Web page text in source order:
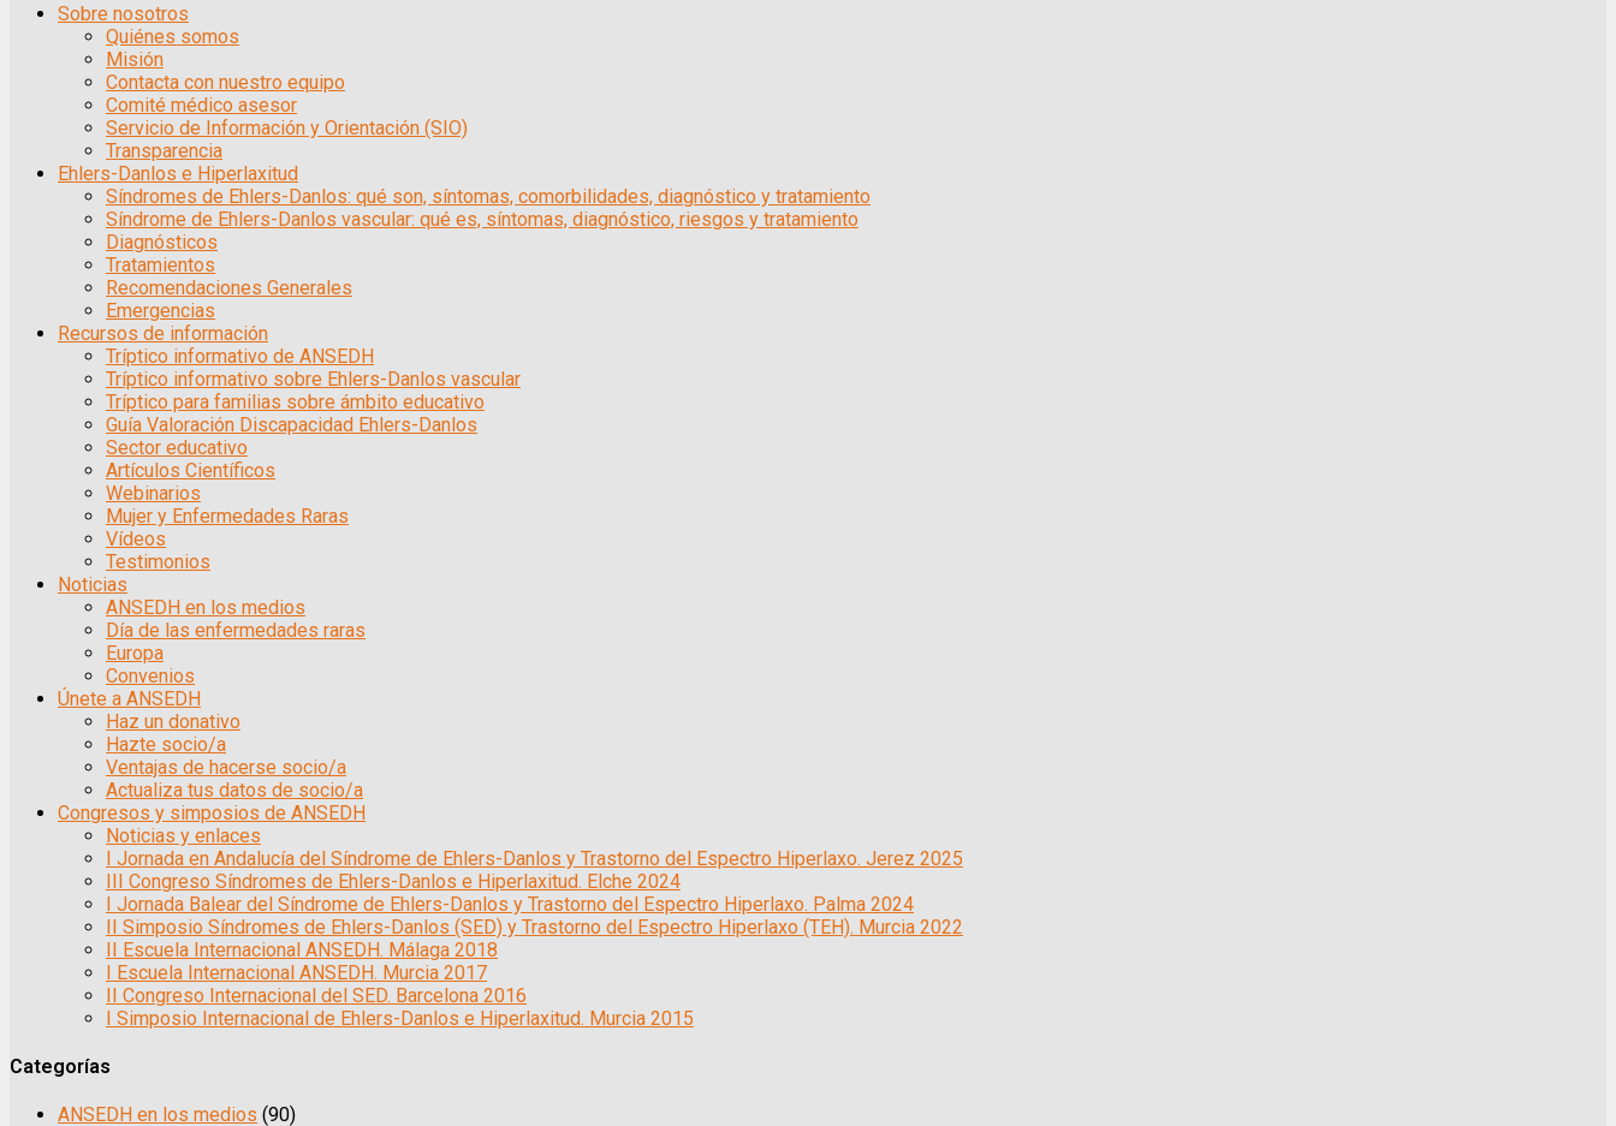
Sobre nosotros
Quiénes somos
Misión
Contacta con nuestro equipo
Comité médico asesor
Servicio de Información y Orientación (SIO)
Transparencia
Ehlers-Danlos e Hiperlaxitud
Síndromes de Ehlers-Danlos: qué son, síntomas, comorbilidades, diagnóstico y tratamiento
Síndrome de Ehlers-Danlos vascular: qué es, síntomas, diagnóstico, riesgos y tratamiento
Diagnósticos
Tratamientos
Recomendaciones Generales
Emergencias
Recursos de información
Tríptico informativo de ANSEDH
Tríptico informativo sobre Ehlers-Danlos vascular
Tríptico para familias sobre ámbito educativo
Guía Valoración Discapacidad Ehlers-Danlos
Sector educativo
Artículos Científicos
Webinarios
Mujer y Enfermedades Raras
Vídeos
Testimonios
Noticias
ANSEDH en los medios
Día de las enfermedades raras
Europa
Convenios
Únete a ANSEDH
Haz un donativo
Hazte socio/a
Ventajas de hacerse socio/a
Actualiza tus datos de socio/a
Congresos y simposios de ANSEDH
Noticias y enlaces
I Jornada en Andalucía del Síndrome de Ehlers-Danlos y Trastorno del Espectro Hiperlaxo. Jerez 2025
III Congreso Síndromes de Ehlers-Danlos e Hiperlaxitud. Elche 2024
I Jornada Balear del Síndrome de Ehlers-Danlos y Trastorno del Espectro Hiperlaxo. Palma 2024
II Simposio Síndromes de Ehlers-Danlos (SED) y Trastorno del Espectro Hiperlaxo (TEH). Murcia 2022
II Escuela Internacional ANSEDH. Málaga 2018
I Escuela Internacional ANSEDH. Murcia 2017
II Congreso Internacional del SED. Barcelona 2016
I Simposio Internacional de Ehlers-Danlos e Hiperlaxitud. Murcia 2015
Categorías
ANSEDH en los medios (90)